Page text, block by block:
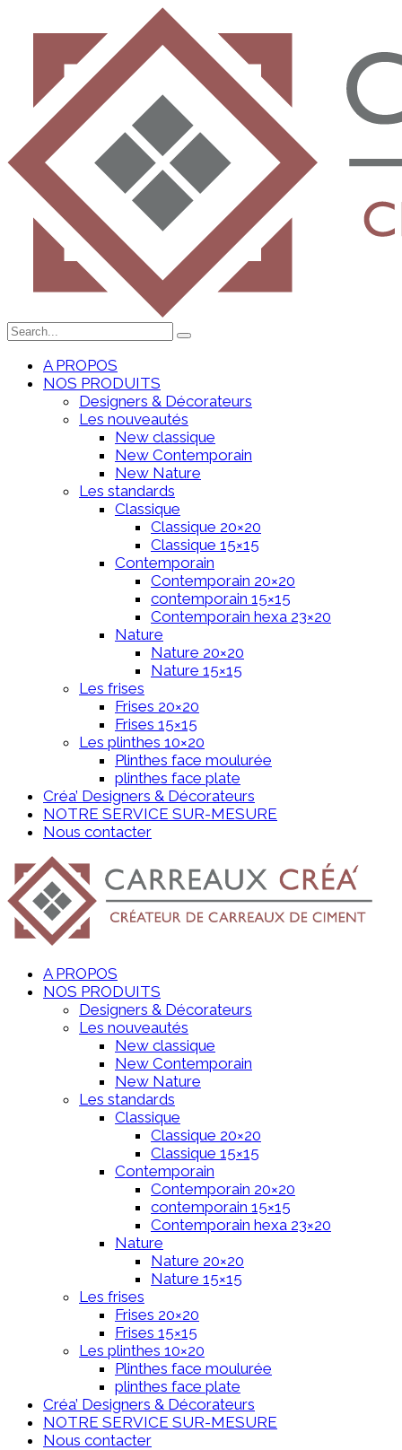
A PROPOS
NOS PRODUITS
Designers & Décorateurs
Les nouveautés
New classique
New Contemporain
New Nature
Les standards
Classique
Classique 20×20
Classique 15×15
Contemporain
Contemporain 20×20
contemporain 15×15
Contemporain hexa 23×20
Nature
Nature 20×20
Nature 15×15
Les frises
Frises 20×20
Frises 15×15
Les plinthes 10×20
Plinthes face moulurée
plinthes face plate
Créa’ Designers & Décorateurs
NOTRE SERVICE SUR-MESURE
Nous contacter
A PROPOS
NOS PRODUITS
Designers & Décorateurs
Les nouveautés
New classique
New Contemporain
New Nature
Les standards
Classique
Classique 20×20
Classique 15×15
Contemporain
Contemporain 20×20
contemporain 15×15
Contemporain hexa 23×20
Nature
Nature 20×20
Nature 15×15
Les frises
Frises 20×20
Frises 15×15
Les plinthes 10×20
Plinthes face moulurée
plinthes face plate
Créa’ Designers & Décorateurs
NOTRE SERVICE SUR-MESURE
Nous contacter